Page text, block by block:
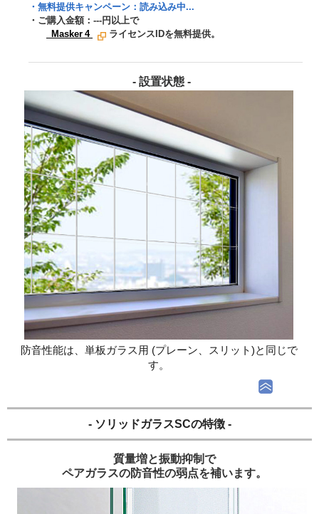
・無料提供キャンペーン： 読み込み中...
・ご購入金額： ---円以上で
Masker 4
ライセンスIDを無料提供。
- 設置状態 -
防音性能は、単板ガラス用 (プレーン、スリット)と同じで
す。
- ソリッドガラスSCの特徴 -
質量増と振動抑制で
ペアガラスの防音性の弱点を補います。